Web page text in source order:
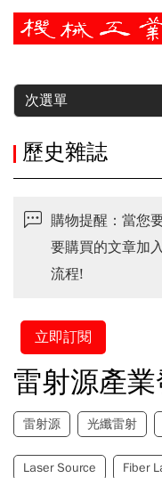
暫停
次選單
歷史雜誌
購物提醒：當您
要購買的文章加
流程!
立即訂閱
雷射源產
雷射源 光纖雷射
Laser Source Fiber